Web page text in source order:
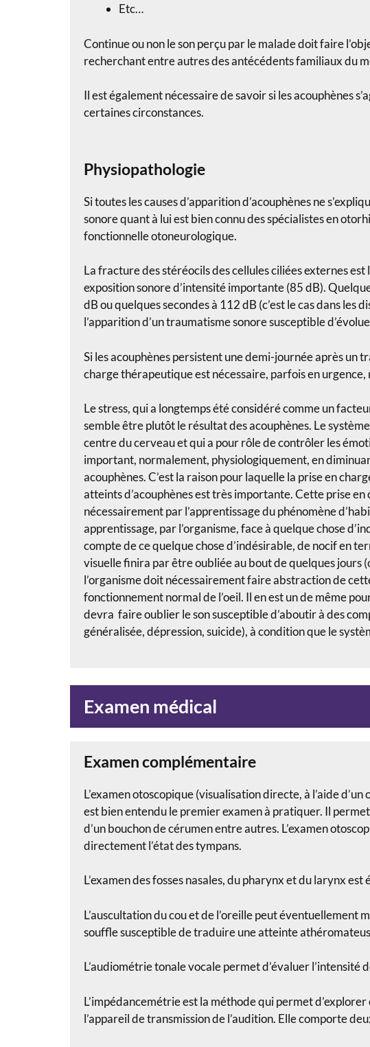
Etc…
Continue ou non le son perçu par le malade doit faire
recherchant entre autres des antécédents familiaux du
Il est également nécessaire de savoir si les acouphènes
certaines circonstances.
Physiopathologie
Si toutes les causes d’apparition d’acouphènes ne
sonore quant à lui est bien connu des spécialistes en
fonctionnelle otoneurologique.
La fracture des stéréocils des cellules ciliées externes est
exposition sonore d’intensité importante (85 dB).
dB ou quelques secondes à 112 dB (c’est le cas dans les
l’apparition d’un traumatisme sonore susceptible
Si les acouphènes persistent une demi-journée après un
charge thérapeutique est nécessaire, parfois en
Le stress, qui a longtemps été considéré comme un
semble être plutôt le résultat des acouphènes. Le
centre du cerveau et qui a pour rôle de contrôler les
important, normalement, physiologiquement, en
acouphènes. C’est la raison pour laquelle la prise en
atteints d’acouphènes est très importante. Cette prise
nécessairement par l’apprentissage du phénomène
apprentissage, par l’organisme, face à quelque chose
compte de ce quelque chose d’indésirable, de nocif en
visuelle finira par être oubliée au bout de quelques jours
l’organisme doit nécessairement faire abstraction de
fonctionnement normal de l’oeil. Il en est un de même
devra faire oublier le son susceptible d’aboutir à des
généralisée, dépression, suicide), à condition que le
Examen médical
Examen complémentaire
L’examen otoscopique (visualisation directe, à l’aide
est bien entendu le premier examen à pratiquer. Il
d’un bouchon de cérumen entre autres. L’examen
directement l’état des tympans.
L’examen des fosses nasales, du pharynx et du larynx
L’auscultation du cou et de l’oreille peut éventuellement
souffle susceptible de traduire une atteinte
L’audiométrie tonale vocale permet d’évaluer l’intensité
L’impédancemétrie est la méthode qui permet
l’appareil de transmission de l’audition. Elle comporte